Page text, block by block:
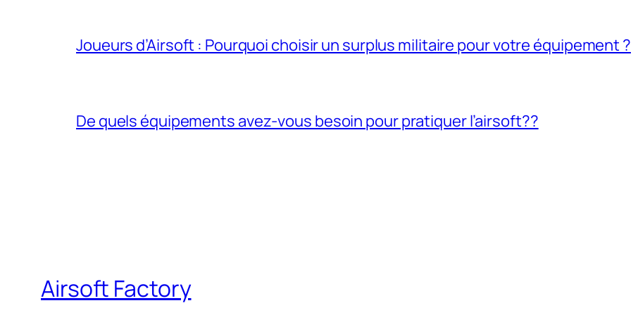
Joueurs d’Airsoft : Pourquoi choisir un surplus militaire pour votre équipement ?
De quels équipements avez-vous besoin pour pratiquer l’airsoft??
Airsoft Factory